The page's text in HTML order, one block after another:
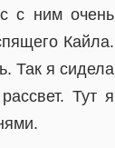
с ним очень
Кайла.
Так я сидела
Тут я